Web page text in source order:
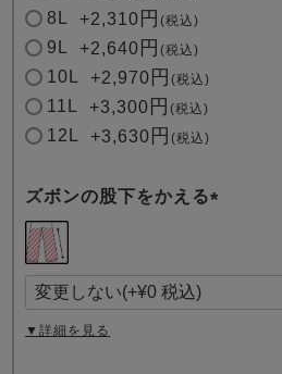
8L +2,310 税込
9L +2,640 税込
10L +2,970 税込
11L +3,300 税込
12L +3,630 税込
ズボンの股下をかえる
須
)
▼詳細を見る